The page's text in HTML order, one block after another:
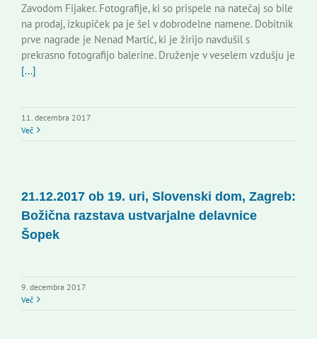
Zavodom Fijaker. Fotografije, ki so prispele na natečaj so bile
na prodaj, izkupiček pa je šel v dobrodelne namene. Dobitnik
prve nagrade je Nenad Martić, ki je žirijo navdušil s
prekrasno fotografijo balerine. Druženje v veselem vzdušju je
[...]
11. decembra 2017
Več
21.12.2017 ob 19. uri, Slovenski dom, Zagreb:
Božična razstava ustvarjalne delavnice
Šopek
9. decembra 2017
Več